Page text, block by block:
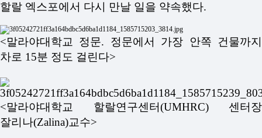
할랄 엑스포에서 다시 만날 일을 약속했다.
<말라야대학교 정문. 정문에서 가장 안쪽 건물까지
차로 15분 정도 걸린다>
<말라야대학교 할랄연구센터(UMHRC) 센터장
잘리나(Zalina)교수>